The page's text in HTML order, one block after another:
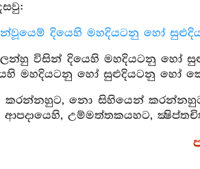
දියෙහි මහදියටනු හෝ
විසින් දියෙහි මහදියටනු හෝ
මහදියටනු හෝ සුළුදියටනු හෝ
කරන්නහුට, නො සිහියෙන්
උම්මත්තකයහට,